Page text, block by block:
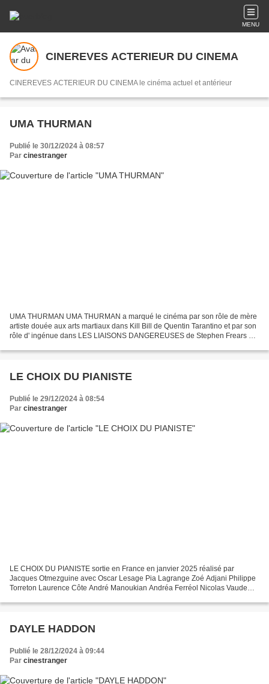
MENU
CINEREVES ACTERIEUR DU CINEMA
CINEREVES ACTERIEUR DU CINEMA le cinéma actuel et antérieur
UMA THURMAN
Publié le 30/12/2024 à 08:57
Par cinestranger
UMA THURMAN UMA THURMAN a marqué le cinéma par son rôle de mère
artiste douée aux arts martiaux dans Kill Bill de Quentin Tarantino et par son
rôle d' ingénue dans LES LIAISONS DANGEREUSES de Stephen Frears en
LE CHOIX DU PIANISTE
Publié le 29/12/2024 à 08:54
Par cinestranger
LE CHOIX DU PIANISTE sortie en France en janvier 2025 réalisé par
Jacques Otmezguine avec Oscar Lesage Pia Lagrange Zoé Adjani Philippe
Torreton Laurence Côte André Manoukian Andréa Ferréol Nicolas Vaude
DAYLE HADDON
Publié le 28/12/2024 à 09:44
Par cinestranger